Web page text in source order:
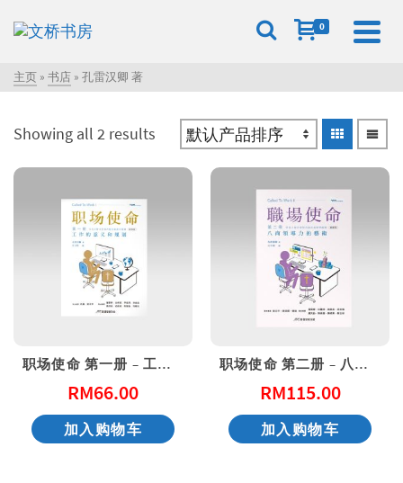
0
主页 » 书店 » 孔雷汉卿 著
Showing all 2 results
职场使命 第一册 – 工作的意义和规划（附教师指引）(简体版)
RM66.00
加入购物车
职场使命 第二册 – 八商领导力的艺术（学员手册含带领者指引和教学视频）（简体）
RM115.00
加入购物车